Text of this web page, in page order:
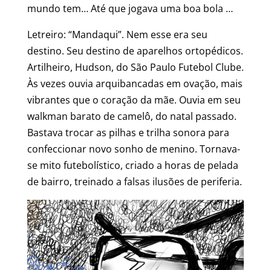
mundo tem… Até que jogava uma boa bola …
Letreiro: “Mandaqui”. Nem esse era seu
destino. Seu destino de aparelhos ortopédicos.
Artilheiro, Hudson, do São Paulo Futebol Clube.
Às vezes ouvia arquibancadas em ovação, mais
vibrantes que o coração da mãe. Ouvia em seu
walkman barato de camelô, do natal passado.
Bastava trocar as pilhas e trilha sonora para
confeccionar novo sonho de menino. Tornava-
se mito futebolístico, criado a horas de pelada
de bairro, treinado a falsas ilusões de periferia.